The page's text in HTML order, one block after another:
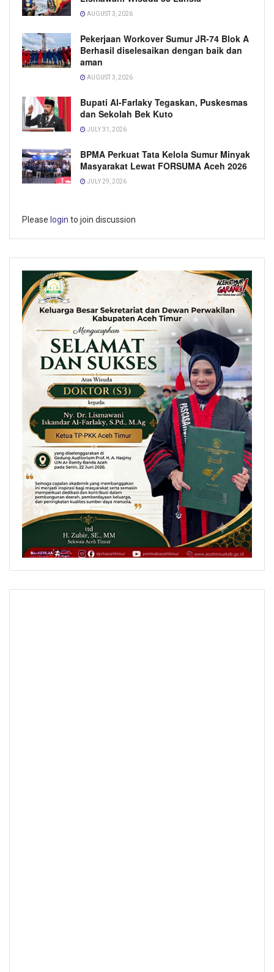
AUGUST 3, 2026
Pekerjaan Workover Sumur JR-74 Blok A
Berhasil diselesaikan dengan baik dan
aman
AUGUST 3, 2026
Bupati Al-Farlaky Tegaskan, Puskesmas
dan Sekolah Bek Kuto
JULY 31, 2026
BPMA Perkuat Tata Kelola Sumur Minyak
Masyarakat Lewat FORSUMA Aceh 2026
JULY 29, 2026
Please login to join discussion